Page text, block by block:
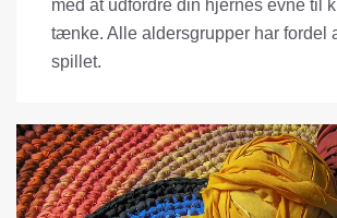
med at udfordre din hjernes evne til
tænke. Alle aldersgrupper har fordel
spillet.